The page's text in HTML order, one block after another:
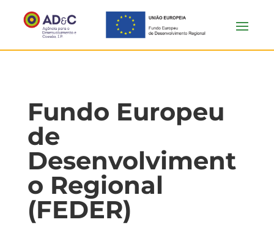
Fundo Europeu
de
Desenvolviment
o Regional
(FEDER)